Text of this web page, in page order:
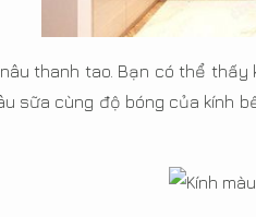
thanh tao. Bạn có thể thấy
sữa cùng độ bóng của kính